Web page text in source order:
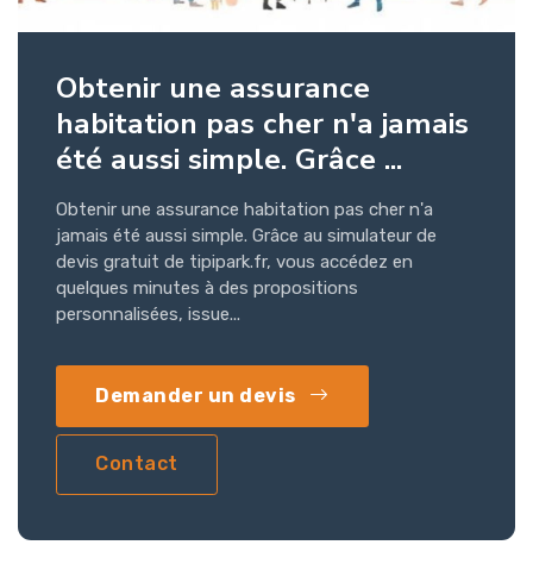
Obtenir une assurance
habitation pas cher n'a jamais
été aussi simple. Grâce ...
Obtenir une assurance habitation pas cher n'a
jamais été aussi simple. Grâce au simulateur de
devis gratuit de tipipark.fr, vous accédez en
quelques minutes à des propositions
personnalisées, issue...
Demander un devis
Contact